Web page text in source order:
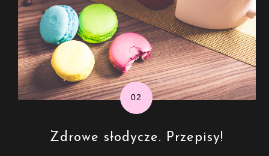
Zdrowe słodycze. Przepisy!